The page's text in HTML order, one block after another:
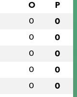
O P
0 0
0 0
0 0
0 0
0 0